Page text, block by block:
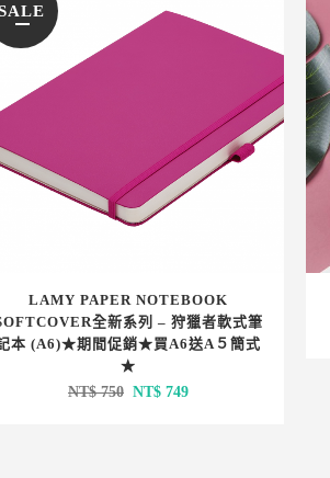
LAMY PAPER NOTEBOOK
全新系列 – 狩獵者軟式筆
本 (A6)★期間促銷★買A6送A５簡式
★
NT$750 原
NT$ 749目